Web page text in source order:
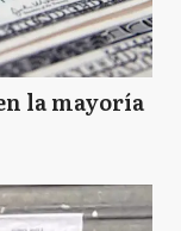
la mayoría